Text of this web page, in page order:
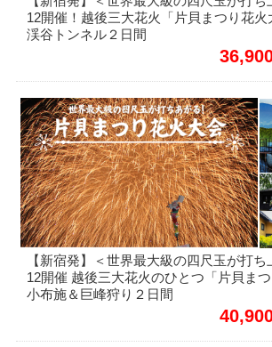
12開催！越後三大花火「片貝まつり花
渓谷トンネル２日間
【新宿発】＜世界最大級の四尺玉が打ち
12開催 越後三大花火のひとつ「片貝ま
小布施＆巨峰狩り２日間